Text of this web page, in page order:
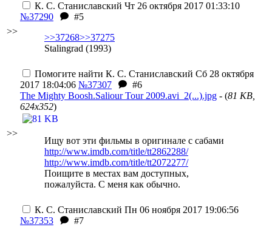
>>
К. С. Станиславский Чт 26 октября 2017 01:33:10
№37290
#5
>>37268>>37275
Stalingrad (1993)
>>
Помогите найти К. С. Станиславский Сб 28 октября
2017 18:04:06 №37307
#6
The Mighty Boosh.Saliour Tour 2009.avi_2(...).jpg - (81 KB,
624x352)
Ищу вот эти фильмы в оригинале с сабами
http://www.imdb.com/title/tt2862288/
http://www.imdb.com/title/tt2072277/
Поищите в местах вам доступных,
пожалуйста. С меня как обычно.
К. С. Станиславский Пн 06 ноября 2017 19:06:56
№37353
#7